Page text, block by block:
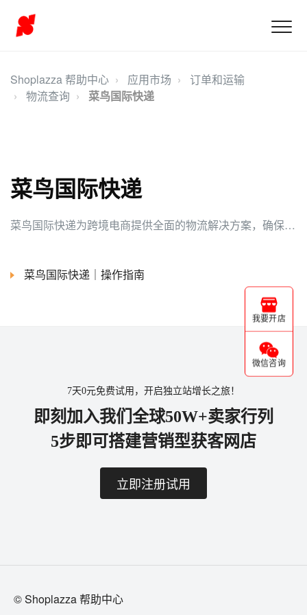
Shoplazza 帮助中心 应用市场
订单和运输
物流查询
菜鸟国际快递
菜鸟国际快递
菜鸟国际快递为跨境电商提供全面的物流解决方案，确保多国之间快速可靠的配送。该服务包括高效的订单管理和实时追踪，提升卖家和客户的运输体验。
菜鸟国际快递｜操作指南
我要开店
微信咨询
7天0元免费试用，开启独立站增长之旅！
即刻加入我们全球50W+卖家行列
5步即可搭建营销型获客网店
立即注册试用
© Shoplazza 帮助中心